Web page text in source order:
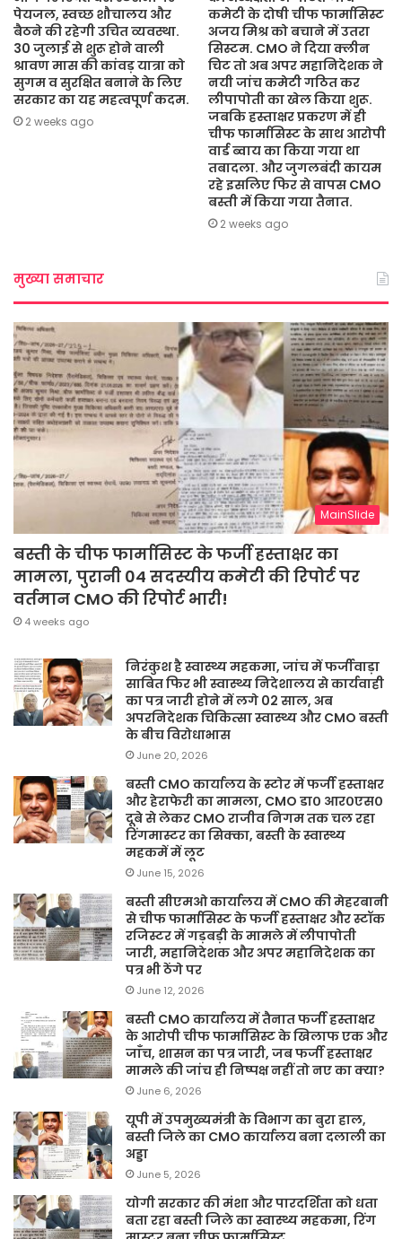
पेयजल, स्वच्छ शौचालय और
बैठने की रहेगी उचित व्यवस्था.
30 जुलाई से शुरू होने वाली
श्रावण मास की कांवड़ यात्रा को
सुगम व सुरक्षित बनाने के लिए
सरकार का यह महत्वपूर्ण कदम.
2 weeks ago
कमेटी के दोषी चीफ फार्मासिस्ट
अजय मिश्र को बचाने में उतरा
सिस्टम. CMO ने दिया क्लीन
चिट तो अब अपर महानिदेशक ने
नयी जांच कमेटी गठित कर
लीपापोती का खेल किया शुरू.
जबकि हस्ताक्षर प्रकरण में ही
चीफ फार्मासिस्ट के साथ आरोपी
वार्ड ब्वाय का किया गया था
तबादला. और जुगलबंदी कायम
रहे इसलिए फिर से वापस CMO
बस्ती में किया गया तैनात.
2 weeks ago
मुख्या समाचार
MainSlide
बस्ती के चीफ फार्मासिस्ट के फर्जी हस्ताक्षर का
मामला, पुरानी 04 सदस्यीय कमेटी की रिपोर्ट पर
वर्तमान CMO की रिपोर्ट भारी!
4 weeks ago
निरंकुश है स्वास्थ्य महकमा, जांच में फर्जीवाड़ा
साबित फिर भी स्वास्थ्य निदेशालय से कार्यवाही
का पत्र जारी होने में लगे 02 साल, अब
अपरनिदेशक चिकित्सा स्वास्थ्य और CMO बस्ती
के बीच विरोधाभास
June 20, 2026
बस्ती CMO कार्यालय के स्टोर में फर्जी हस्ताक्षर
और हेराफेरी का मामला, CMO डा० आर०एस०
दूबे से लेकर CMO राजीव निगम तक चल रहा
रिंगमास्टर का सिक्का, बस्ती के स्वास्थ्य
महकमें में लूट
June 15, 2026
बस्ती सीएमओ कार्यालय में CMO की मेहरबानी
से चीफ फार्मासिस्ट के फर्जी हस्ताक्षर और स्टॉक
रजिस्टर में गड़बड़ी के मामले में लीपापोती
जारी, महानिदेशक और अपर महानिदेशक का
पत्र भी ठेंगे पर
June 12, 2026
बस्ती CMO कार्यालय में तैनात फर्जी हस्ताक्षर
के आरोपी चीफ फार्मासिस्ट के खिलाफ एक और
जाँच, शासन का पत्र जारी, जब फर्जी हस्ताक्षर
मामले की जांच ही निष्पक्ष नहीं तो नए का क्या?
June 6, 2026
यूपी में उपमुख्यमंत्री के विभाग का बुरा हाल,
बस्ती जिले का CMO कार्यालय बना दलाली का
अड्डा
June 5, 2026
योगी सरकार की मंशा और पारदर्शिता को धता
बता रहा बस्ती जिले का स्वास्थ्य महकमा, रिंग